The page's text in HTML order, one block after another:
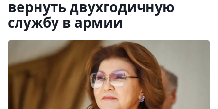
вернуть двухгодичную
службу в армии